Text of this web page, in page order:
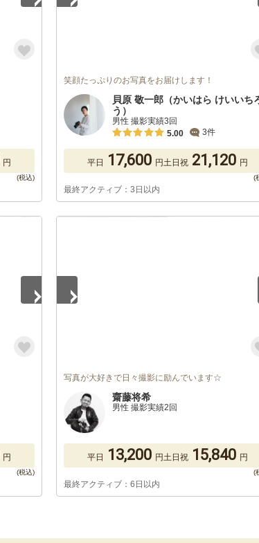
円
笑顔たっぷりのお写真をお届けします！
貝原 敬一郎（かいはら けいいち
う）
男性 撮影実績3回
5.00
3件
平日 17,600 円土日祝 21,120 円
最終アクティブ：3日以内
円
写真が大好きで日々撮影に励んでいます☆
齋藤将希
男性 撮影実績2回
平日 13,200 円土日祝 15,840 円
最終アクティブ：6日以内